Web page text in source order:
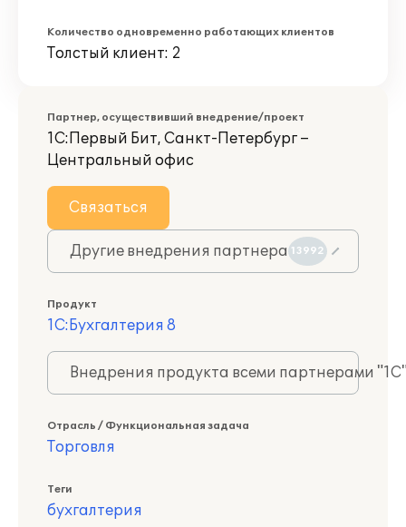
Количество одновременно работающих клиентов
Толстый клиент: 2
Партнер, осуществивший внедрение/проект
1С:Первый Бит, Санкт-Петербург –
Центральный офис
Связаться
Другие внедрения партнера 13992
Продукт
1С:Бухгалтерия 8
Внедрения продукта всеми партнерами
Отрасль / Функциональная задача
Торговля
Теги
бухгалтерия